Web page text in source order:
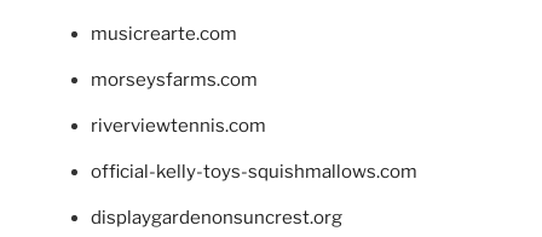
musicrearte.com
morseysfarms.com
riverviewtennis.com
official-kelly-toys-squishmallows.com
displaygardenonsuncrest.org